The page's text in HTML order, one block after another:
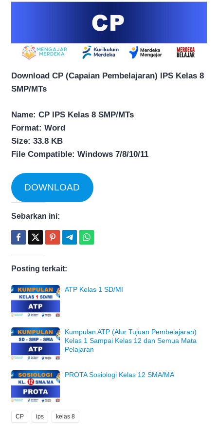
Download CP (Capaian Pembelajaran) IPS Kelas 8
SMP/MTs
Name: CP IPS Kelas 8 SMP/MTs
Format: Word
Size: 33.8 KB
File Compatible: Windows 7/8/10/11
DOWNLOAD
Sebarkan ini:
Posting terkait:
ATP Kelas 1 SD/MI
Kumpulan ATP (Alur Tujuan Pembelajaran)
Kelas 1 Sampai Kelas 12 dan Semua Mata
Pelajaran
PROTA Sosiologi Kelas 12 SMA/MA
CP ips kelas 8